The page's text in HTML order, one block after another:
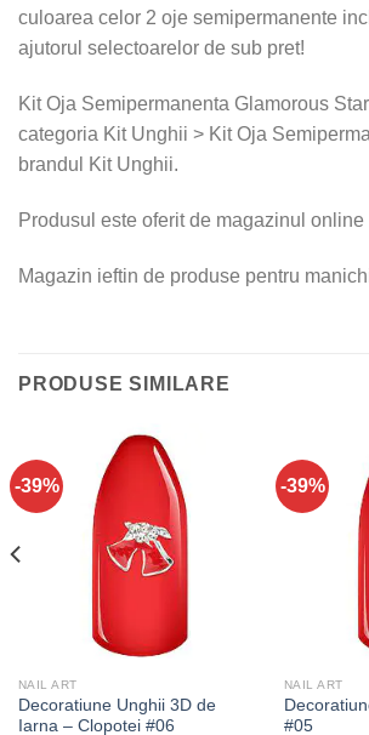
culoarea celor 2 oje semipermanente
ajutorul selectoarelor de sub pret!
Kit Oja Semipermanenta Glamorous
categoria Kit Unghii > Kit Oja
brandul Kit Unghii.
Produsul este oferit de magazinul
Magazin ieftin de produse pentru
PRODUSE SIMILARE
-39%
NAIL ART
Decoratiune Unghii 3D de
Iarna – Clopotei #06
-39%
NAIL ART
#05